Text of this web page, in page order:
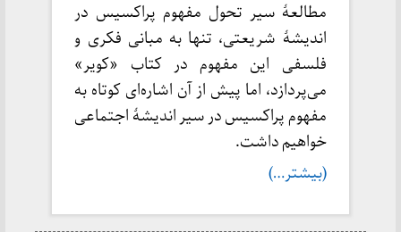
مطالعهٔ سیر تحول مفهوم پراکسیس در
اندیشهٔ شریعتی، تنها به مبانی فکری و
فلسفی این مفهوم در کتاب «کویر»
می‌پردازد، اما پیش از آن اشاره‌ای کوتاه به
مفهوم پراکسیس در سیر اندیشهٔ اجتماعی
خواهیم داشت.
(بیشتر…)